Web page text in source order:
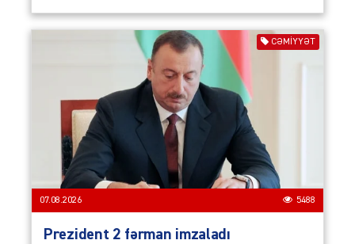
CƏMIYYƏT
07.08.2026 5488
Prezident 2 fərman imzaladı